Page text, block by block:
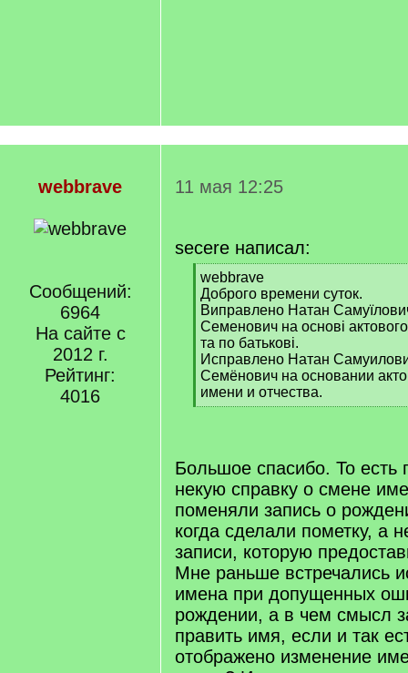
webbrave
Сообщений:
6964
На сайте с
2012 г.
Рейтинг:
4016
11 мая 12:25
secere написал:
[
q
]
webbrave
Доброго времени суток.
Виправлено Натан
Семенович на основі
та по батькові.
Исправлено Натан
Семёнович на основании
имени и отчества.
[
Большое спасибо. То есть
некую справку о смене
поменяли запись о
когда сделали пометку, а
записи, которую
Мне раньше встречались
имена при допущенных
рождении, а в чем смысл
править имя, если и так
отображено изменение